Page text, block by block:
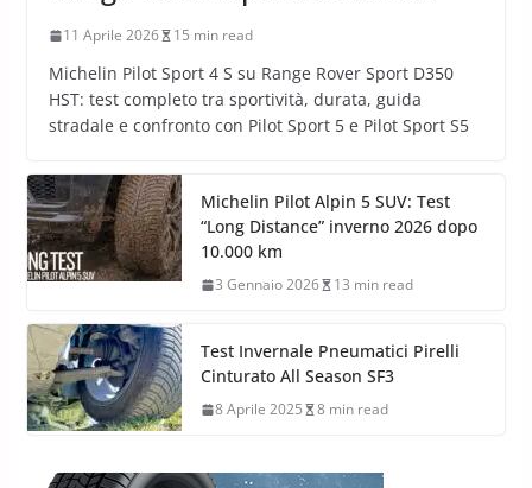
11 Aprile 2026 15 min read
Michelin Pilot Sport 4 S su Range Rover Sport D350
HST: test completo tra sportività, durata, guida
stradale e confronto con Pilot Sport 5 e Pilot Sport S5
Michelin Pilot Alpin 5 SUV: Test
“Long Distance” inverno 2026 dopo
10.000 km
3 Gennaio 2026 13 min read
Test Invernale Pneumatici Pirelli
Cinturato All Season SF3
8 Aprile 2025 8 min read